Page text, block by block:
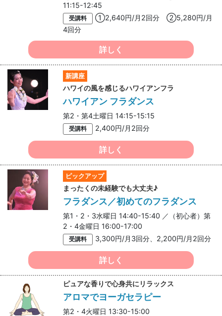
11:15-12:45
受講料
①2,640円/月2回分 ②5,280円/月
4回分
詳しく
新講座
ハワイの風を感じるハワイアンフラ
ハワイアン フラダンス
第2・第4土曜日 14:15-15:15
受講料 2,400円/月2回分
詳しく
ピックアップ
まったくの未経験でも大丈夫♪
フラダンス／初めてのフラダンス
第1・2・3水曜日 14:40-15:40 ／（初心者）第
2・4金曜日 16:00-17:00
受講料 3,300円/月3回分、2,200円/月2回分
詳しく
ピュアな香りで心身共にリラックス
アロマでヨーガセラピー
第2・4火曜日 13:30-15:00